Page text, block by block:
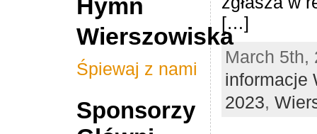
Hymn
Wierszowiska
Śpiewaj z nami
Sponsorzy
[…]
March 5th,
informacje
2023,